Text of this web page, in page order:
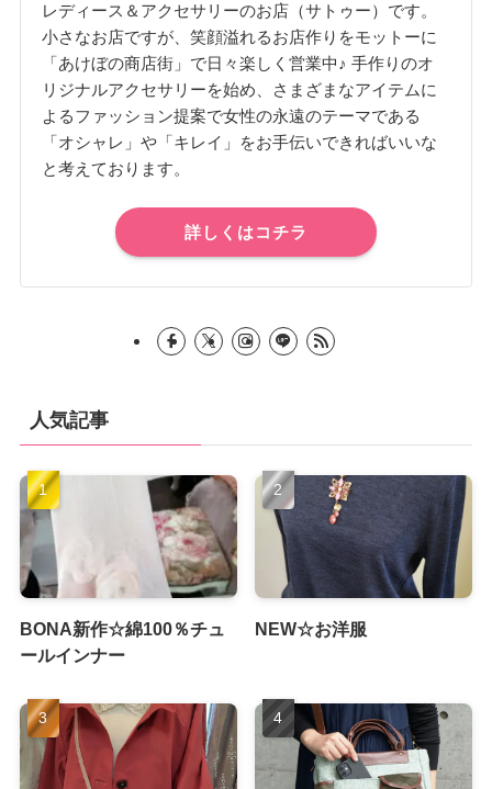
レディース＆アクセサリーのお店（サトゥー）です。
小さなお店ですが、笑顔溢れるお店作りをモットーに
「あけぼの商店街」で日々楽しく営業中♪ 手作りのオ
リジナルアクセサリーを始め、さまざまなアイテムに
よるファッション提案で女性の永遠のテーマである
「オシャレ」や「キレイ」をお手伝いできればいいな
と考えております。
詳しくはコチラ
人気記事
BONA新作☆綿100％チュ
ールインナー
NEW☆お洋服